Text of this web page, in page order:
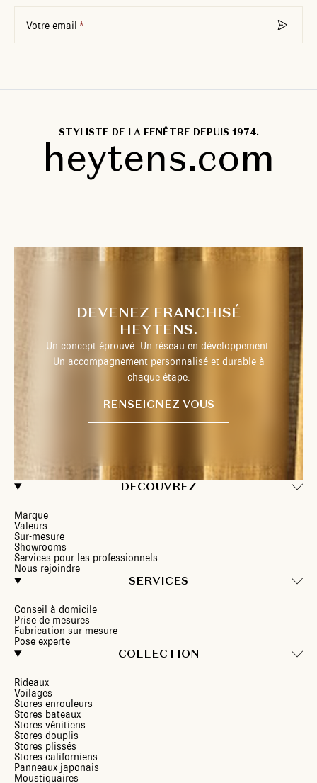
Votre email
STYLISTE DE LA FENÊTRE DEPUIS 1974.
heytens.com
DECOUVREZ
Marque
Valeurs
Sur-mesure
Showrooms
Services pour les professionnels
Nous rejoindre
SERVICES
Conseil à domicile
Prise de mesures
Fabrication sur mesure
Pose experte
COLLECTION
Rideaux
Voilages
Stores enrouleurs
Stores bateaux
Stores vénitiens
Stores douplis
Stores plissés
Stores californiens
Panneaux japonais
Moustiquaires
DEVENEZ FRANCHISÉ
HEYTENS.
Un concept éprouvé. Un réseau en développement.
Un accompagnement personnalisé et durable à
chaque étape.
RENSEIGNEZ-VOUS